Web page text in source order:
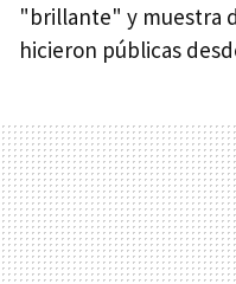
"brillante" y muestra
hicieron públicas